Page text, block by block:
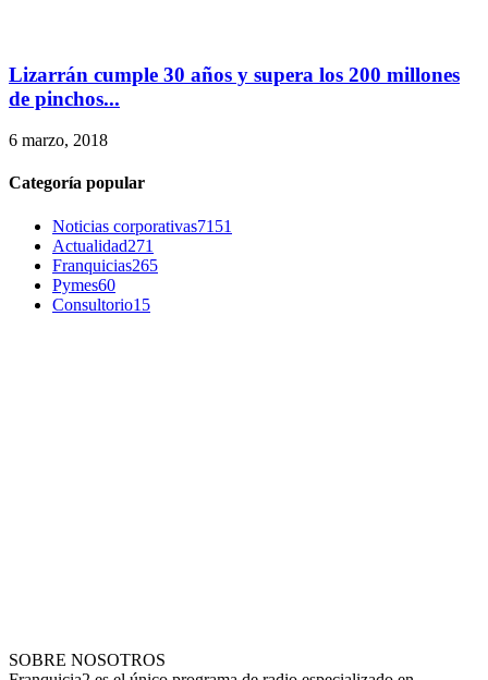
Lizarrán cumple 30 años y supera los 200 millones
de pinchos...
6 marzo, 2018
Categoría popular
Noticias corporativas7151
Actualidad271
Franquicias265
Pymes60
Consultorio15
SOBRE NOSOTROS